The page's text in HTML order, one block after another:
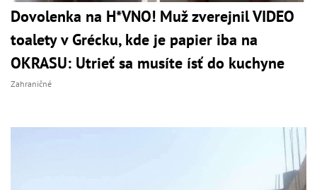
Dovolenka na H*VNO! Muž zverejnil VIDEO
toalety v Grécku, kde je papier iba na
OKRASU: Utrieť sa musíte ísť do kuchyne
Zahraničné